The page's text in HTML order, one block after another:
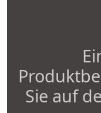
Sie auf